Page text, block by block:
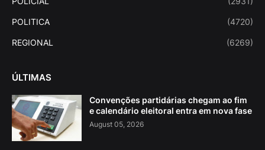
POLITICA (4720)
REGIONAL (6269)
ÚLTIMAS
Convenções partidárias chegam ao fim
e calendário eleitoral entra em nova fase
August 05, 2026